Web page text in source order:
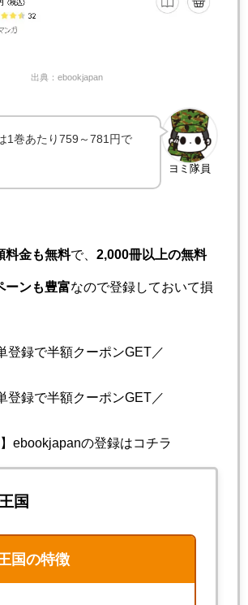
出典：ebookjapan
ヨミ隊員
1巻あたり759～781円で
料金も無料で、 2,000冊以上の無料
ーンも豊富なので登録しておいて損
登録で半額クーポンGET／
登録で半額クーポンGET／
】ebookjapanの登録はコチラ
国
国の特徴